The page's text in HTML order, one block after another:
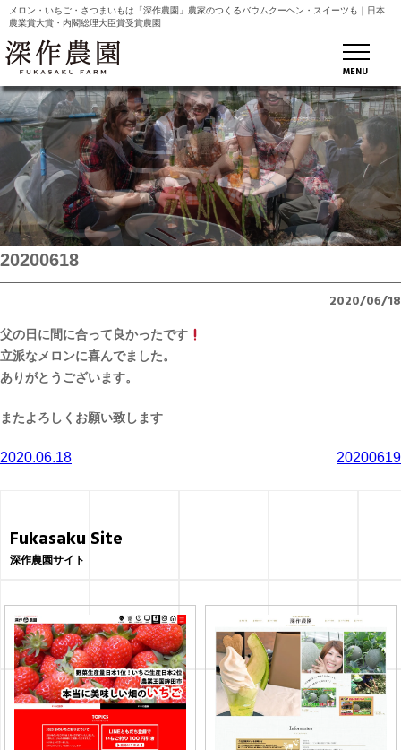
メロン・いちご・さつまいもは「深作農園」農家のつくるバウムクーヘン・スイーツも｜日本
農業賞大賞・内閣総理大臣賞受賞農園
MENU
20200618
2020/06/18
父の日に間に合って良かったです
立派なメロンに喜んでました。
ありがとうございます。
またよろしくお願い致します
投
ナ
ビ
ー
シ
ョ
2020.06.18 20200619
Fukasaku Site
深作農園サイト